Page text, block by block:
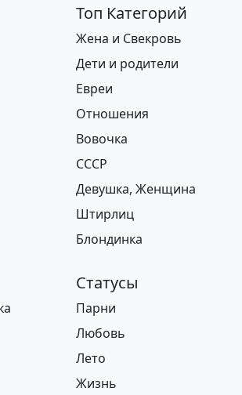
Топ Категорий
Жена и Свекровь
Дети и родители
Евреи
Отношения
Вовочка
СССР
Девушка, Женщина
Штирлиц
Блондинка
Статусы
Парни
Любовь
Лето
Жизнь